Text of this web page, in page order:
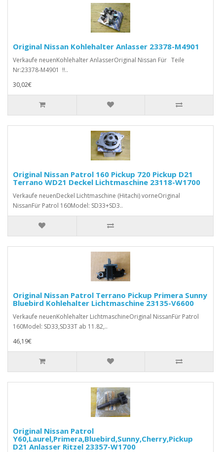
Original Nissan Kohlehalter Anlasser 23378-M4901
Verkaufe neuenKohlehalter AnlasserOriginal Nissan Für Teile
Nr:23378-M4901 !!..
30,02€
Original Nissan Patrol 160 Pickup 720 Pickup D21
Terrano WD21 Deckel Lichtmaschine 23118-W1700
Verkaufe neuenDeckel Lichtmaschine (Hitachi) vorneOriginal
NissanFür Patrol 160Model: SD33+SD3..
Original Nissan Patrol Terrano Pickup Primera Sunny
Bluebird Kohlehalter Lichtmaschine 23135-V6600
Verkaufe neuenKohlehalter LichtmaschineOriginal NissanFür Patrol
160Model: SD33,SD33T ab 11.82,..
46,19€
Original Nissan Patrol
Y60,Laurel,Primera,Bluebird,Sunny,Cherry,Pickup
D21 Anlasser Ritzel 23357-W1700